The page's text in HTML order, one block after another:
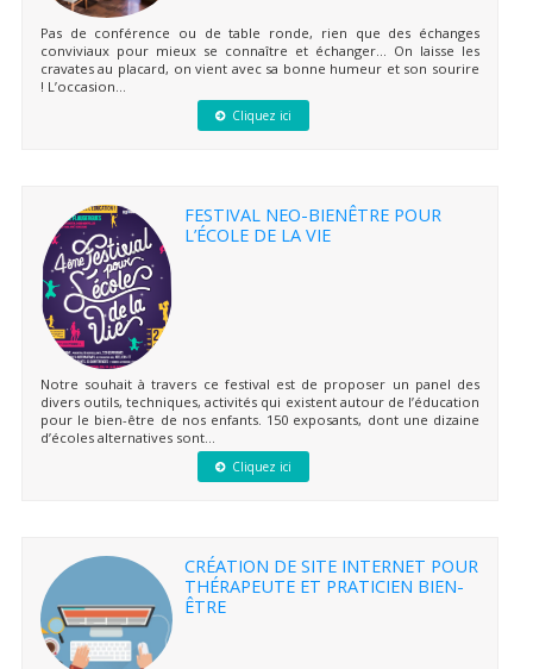
Pas de conférence ou de table ronde, rien que des échanges
conviviaux pour mieux se connaître et échanger… On laisse les
cravates au placard, on vient avec sa bonne humeur et son sourire
! L’occasion...
Cliquez ici
FESTIVAL NEO-BIENÊTRE POUR
L’ÉCOLE DE LA VIE
Notre souhait à travers ce festival est de proposer un panel des
divers outils, techniques, activités qui existent autour de l’éducation
pour le bien-être de nos enfants. 150 exposants, dont une dizaine
d’écoles alternatives sont...
Cliquez ici
CRÉATION DE SITE INTERNET POUR
THÉRAPEUTE ET PRATICIEN BIEN-
ÊTRE